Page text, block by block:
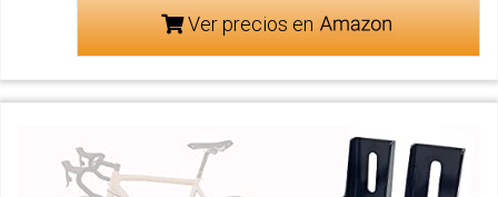
Ver precios en